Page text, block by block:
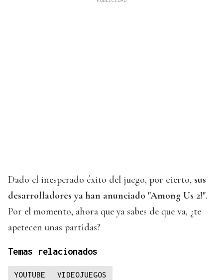
Dado el inesperado éxito del juego, por cierto, sus
desarrolladores ya han anunciado "Among Us 2!".
Por el momento, ahora que ya sabes de que va, ¿te
apetecen unas partidas?
Temas relacionados
YOUTUBE VIDEOJUEGOS